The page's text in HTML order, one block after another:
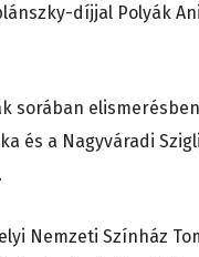
díjjal Polyák
sorában
és a Nagyváradi
Nemzeti Színház